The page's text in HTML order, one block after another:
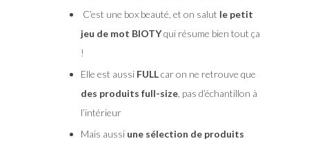
C’est une box beauté, et on salut le petit
jeu de mot BIOTYqui résume bien tout ça
!
Elle est aussi FULLcar on ne retrouve que
des produits full-size, pas d’échantillon à
l’intérieur
Mais aussi une sélection de produits